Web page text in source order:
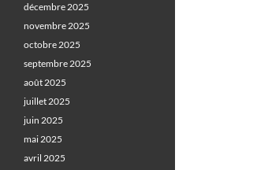
décembre 2025
novembre 2025
octobre 2025
septembre 2025
août 2025
juillet 2025
juin 2025
mai 2025
avril 2025